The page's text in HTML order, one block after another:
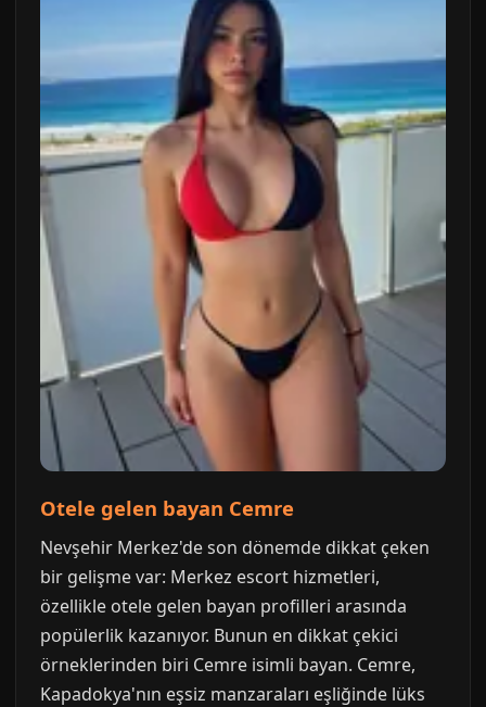
Otele gelen bayan Cemre
Nevşehir Merkez'de son dönemde dikkat çeken
bir gelişme var: Merkez escort hizmetleri,
özellikle otele gelen bayan profilleri arasında
popülerlik kazanıyor. Bunun en dikkat çekici
örneklerinden biri Cemre isimli bayan. Cemre,
Kapadokya'nın eşsiz manzaraları eşliğinde lüks